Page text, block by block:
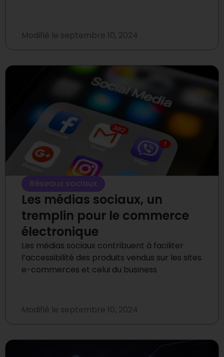
Modifié le septembre 10, 2024
Réseaux sociaux
Les médias sociaux, un
tremplin pour le commerce
électronique
Les médias sociaux contribuent à faciliter
l’accessibilité des produits vendus sur les sites
e-commerces et celui du business
Modifié le septembre 10, 2024